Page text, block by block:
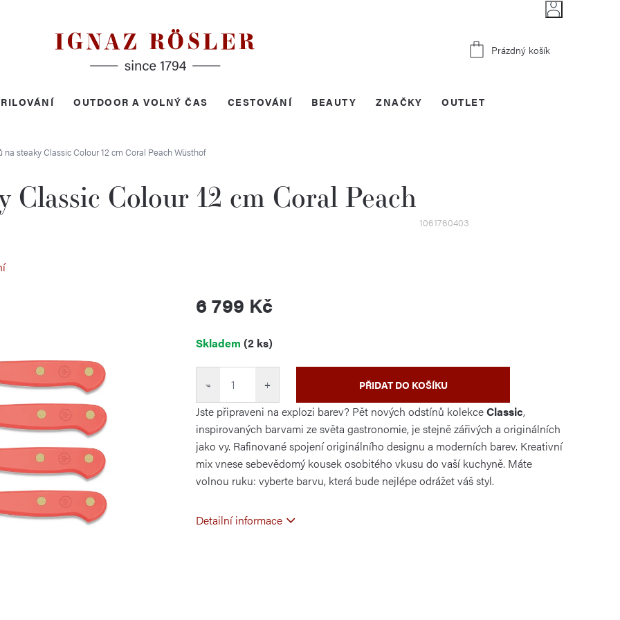
Nákupní
Prázdný košík
OUTDOOR A VOLNÝ ČAS CESTOVÁNÍ BEAUTY OUTLET
ZNAČKY
na steaky Classic Colour 12 cm Coral PeachWüsthof
Classic Colour 12 cm Coral Peach
1061760403
6 799 Kč
cena:
Skladem (2 ks)
+
− PŘIDAT DO KOŠÍKU
Jste připraveni na explozi barev? Pět nových odstínů kolekceClassic,
inspirovaných barvami ze světa gastronomie, je stejně zářivých a originálních
jako vy. Rafinované spojení originálního designu a moderních barev. Kreativní
mix vnese sebevědomý kousek osobitého vkusu do vaší kuchyně. Máte
volnou ruku: vyberte barvu, která bude nejlépe odrážet váš styl.
Detailní informace